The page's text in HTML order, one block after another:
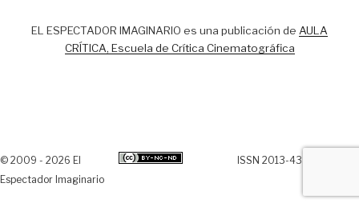
EL ESPECTADOR IMAGINARIO es una publicación de AULA
CRÍTICA, Escuela de Crítica Cinematográfica
© 2009 - 2026 El
Espectador Imaginario
ISSN 2013-438X